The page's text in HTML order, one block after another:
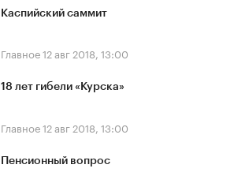
Каспийский саммит
Главное12 авг 2018, 13:00
18 лет гибели «Курска»
Главное12 авг 2018, 13:00
Пенсионный вопрос